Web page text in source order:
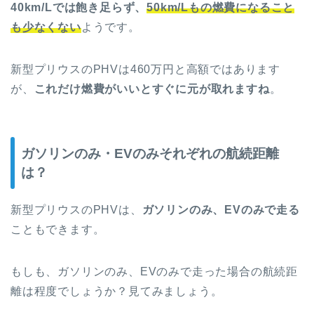
40km/Lでは飽き足らず、50km/Lもの燃費になること
も少なくないようです。
新型プリウスのPHVは460万円と高額ではあります
が、
これだけ燃費がいいとすぐに元が取れますね。
ガソリンのみ・EVのみそれぞれの航続距離
は？
新型プリウスのPHVは、
ガソリンのみ、EVのみで走る
こともできます。
もしも、ガソリンのみ、EVのみで走った場合の航続距
離は程度でしょうか？見てみましょう。